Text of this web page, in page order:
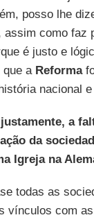
posso lhe
como faz
é justo e
que a Reforma
nacional
a
da
Igreja na
todas as
vínculos com